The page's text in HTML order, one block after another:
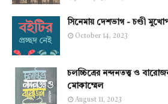
সিনেমায় দেশভাগ - চণ্ডী
October 14, 2023
চলচ্চিত্রের নন্দনতত্ত্ব ও
মোকাম্মেল
August 11, 2023